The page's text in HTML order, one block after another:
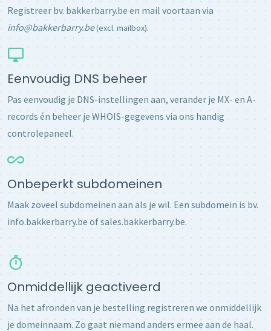
Registreer bv. bakkerbarry.be en mail voortaan via
info@bakkerbarry.be(excl. mailbox).
Eenvoudig DNS beheer
Pas eenvoudig je DNS-instellingen aan, verander je MX- en A-
records én beheer je WHOIS-gegevens via ons handig
controlepaneel.
Onbeperkt subdomeinen
Maak zoveel subdomeinen aan als je wil. Een subdomein is bv.
info.bakkerbarry.be of sales.bakkerbarry.be.
Onmiddellijk geactiveerd
Na het afronden van je bestelling registreren we onmiddellijk
je domeinnaam. Zo gaat niemand anders ermee aan de haal.